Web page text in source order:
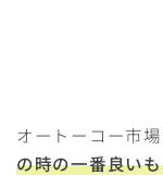
オートーコー市
の時の一番良い